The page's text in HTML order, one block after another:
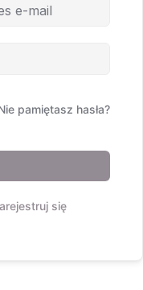
pamiętasz hasła?
się